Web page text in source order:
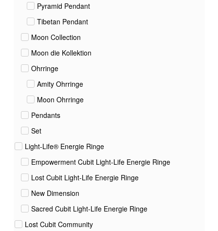
Pyramid Pendant
Tibetan Pendant
Moon Collection
Moon die Kollektion
Ohrringe
Amity Ohrringe
Moon Ohrringe
Pendants
Set
Light-Life® Energie Ringe
Empowerment Cubit Light-Life Energie Ringe
Lost Cubit Light-Life Energie Ringe
New Dimension
Sacred Cubit Light-Life Energie Ringe
Lost Cubit Community